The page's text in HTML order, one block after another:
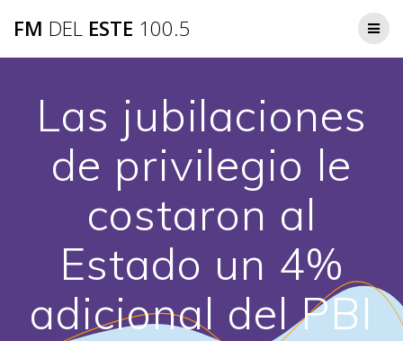
FM DEL ESTE 100.5
Las jubilaciones
de privilegio le
costaron al
Estado un 4%
adicional del PBI